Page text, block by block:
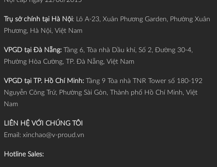
Trụ sở chính tại Hà Nội: Lô A-23, Xuân Phương Garden, Phường Xuân
Phương, Hà Nội, Việt Nam
VPGD tại Đà Nẵng: Tầng 6, Tòa nhà Dầu khí, Số 2, Đường 30-4,
Phường Hòa Cường, TP. Đà Nẵng, Việt Nam
VPGD tại TP. Hồ Chí Minh:
Tầng 9 Tòa nhà TNR Tower số 180-192
Nguyễn Công Trứ, Phường Sài Gòn, Thành phố Hồ Chí Minh, Việt
Nam
LIÊN HỆ VỚI CHÚNG TÔI
Email: xinchao@v-proud.vn
Hotline Sales: